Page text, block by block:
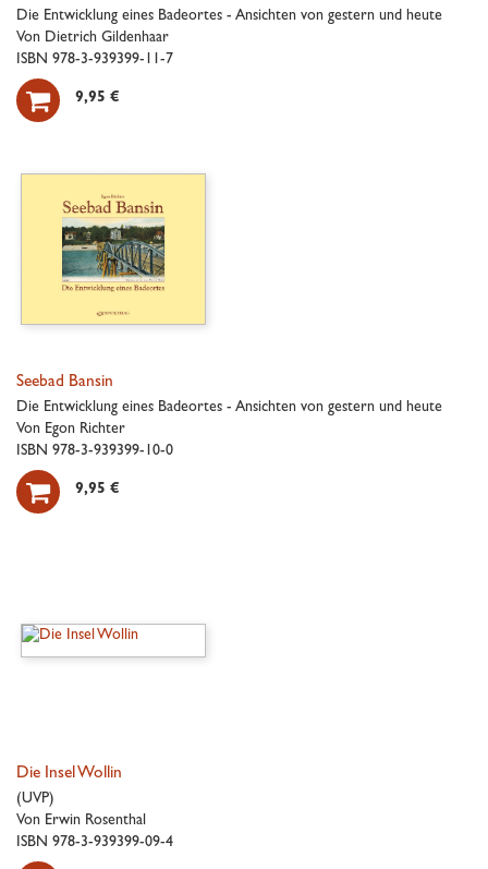
Die Entwicklung eines Badeortes - Ansichten von gestern und heute
Von Dietrich Gildenhaar
ISBN 978-3-939399-11-7
 9,95 €
Seebad Bansin
Die Entwicklung eines Badeortes - Ansichten von gestern und heute
Von Egon Richter
ISBN 978-3-939399-10-0
 9,95 €
Die Insel Wollin
(UVP)
Von Erwin Rosenthal
ISBN 978-3-939399-09-4